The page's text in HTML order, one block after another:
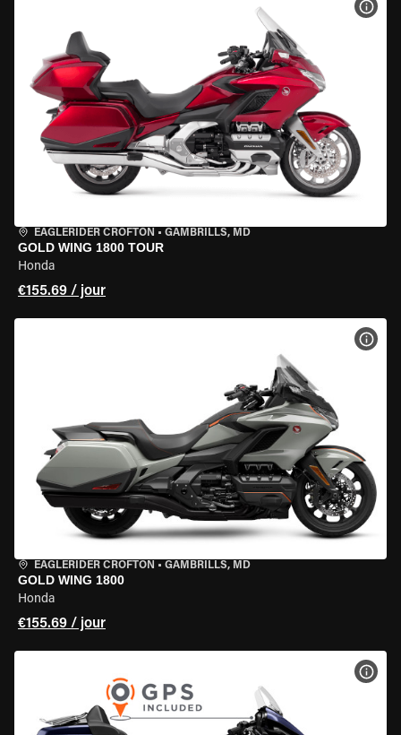
EAGLERIDER CROFTON • GAMBRILLS, MD
GOLD WING 1800 TOUR
Honda
€155.69 / jour
EAGLERIDER CROFTON • GAMBRILLS, MD
GOLD WING 1800
Honda
€155.69 / jour